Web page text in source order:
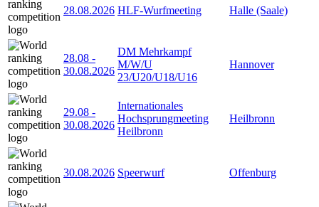
28.08.2026 HLF-Wurfmeeting Halle (Saale)
28.08 -
30.08.2026
DM Mehrkampf
M/W/U
23/U20/U18/U16
Hannover
29.08 -
30.08.2026
Internationales
Hochsprungmeeting
Heilbronn
Heilbronn
30.08.2026 Speerwurf Offenburg